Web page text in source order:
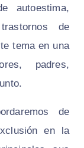
autoestima,
de
tema en una
padres,
de
en la